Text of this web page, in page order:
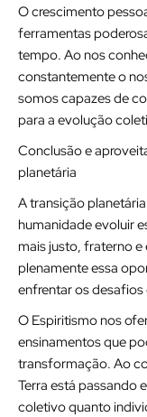
O crescimento
ferramentas
tempo. Ao nos
constantemente o
somos capazes de
para a evolução
Conclusão e
planetária
A transição
humanidade evoluir
mais justo, fraterno
plenamente essa
enfrentar os
O Espiritismo nos
ensinamentos que
transformação. Ao
Terra está passando
coletivo quanto